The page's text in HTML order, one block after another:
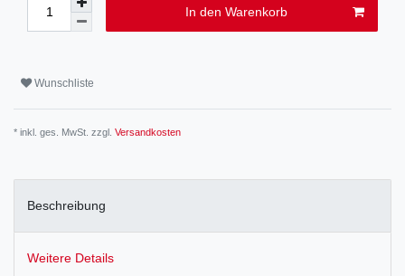
In den Warenkorb
Wunschliste
* inkl. ges. MwSt. zzgl. Versandkosten
Beschreibung
Weitere Details